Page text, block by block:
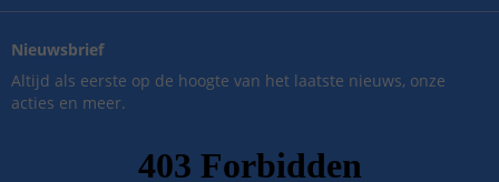
Nieuwsbrief
Altijd als eerste op de hoogte van het laatste nieuws, onze
acties en meer.